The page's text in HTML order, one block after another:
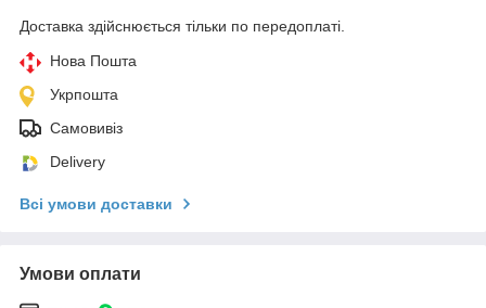
Доставка здійснюється тільки по передоплаті.
Нова Пошта
Укрпошта
Самовивіз
Delivery
Всі умови доставки
Умови оплати